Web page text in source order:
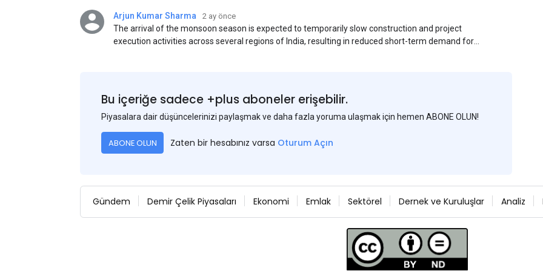
Arjun Kumar Sharma 2 ay önce
The arrival of the monsoon season is expected to temporarily slow construction and project
execution activities across several regions of India, resulting in reduced short-term demand for
Bu içeriğe sadece +plus aboneler erişebilir.
Piyasalara dair düşüncelerinizi paylaşmak ve daha fazla yoruma ulaşmak için hemen ABONE OLUN!
ABONE OLUN Zaten bir hesabınız varsa Oturum Açın
Gündem Demir Çelik Piyasaları Ekonomi Emlak Sektörel Dernek ve Kuruluşlar Analiz